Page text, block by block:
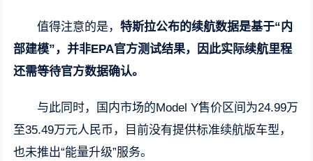
值得注意的是，特斯拉公布的续航数据是基于“内
部建模”，并非EPA官方测试结果，因此实际续航里程
还需等待官方数据确认。
与此同时，国内市场的Model Y售价区间为24.99万
至35.49万元人民币，目前没有提供标准续航版车型，
也未推出“能量升级”服务。